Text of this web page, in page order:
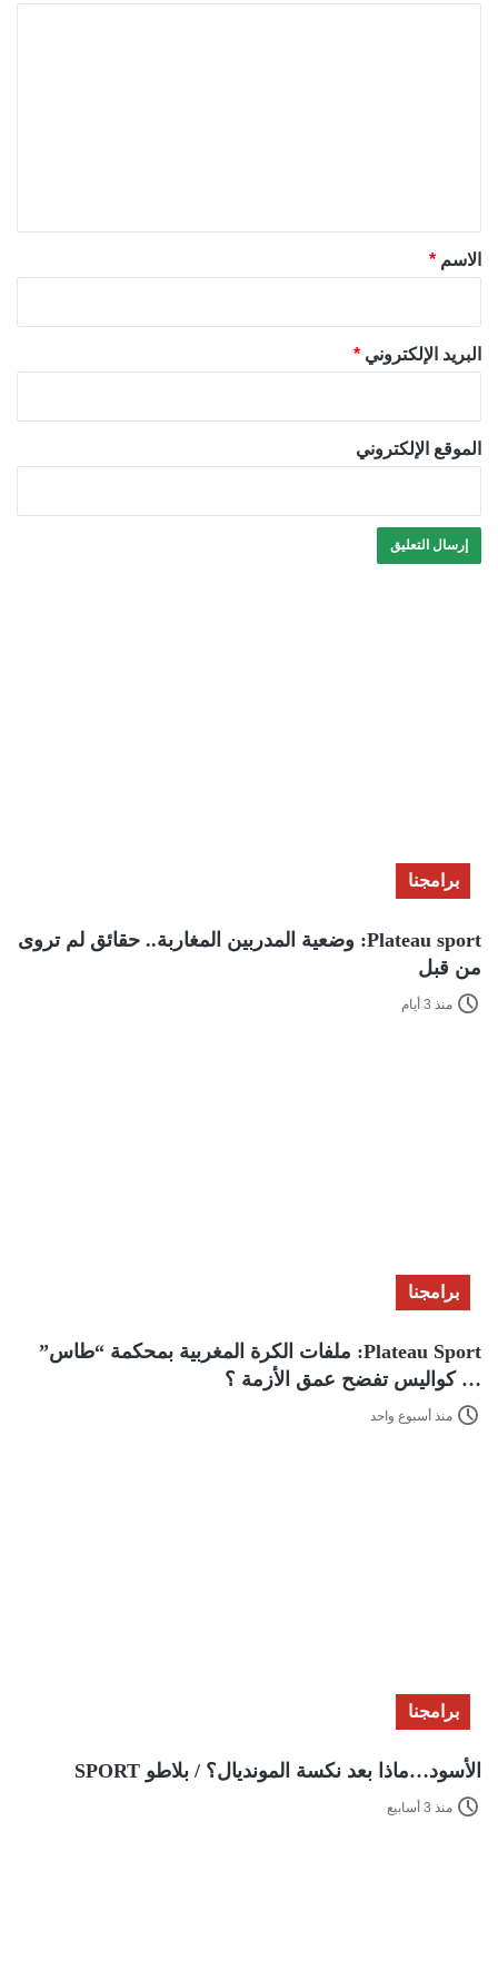
*الاسم *
البريد الإلكتروني *
الموقع الإلكتروني
برامجنا
Plateau sport: وضعية المدربين المغاربة.. حقائق لم تروى
من قبل
منذ 3 أيام
برامجنا
Plateau Sport: ملفات الكرة المغربية بمحكمة “طاس”
… كواليس تفضح عمق الأزمة ؟
منذ أسبوع واحد
برامجنا
الأسود…ماذا بعد نكسة المونديال؟ / بلاطو SPORT
منذ 3 أسابيع